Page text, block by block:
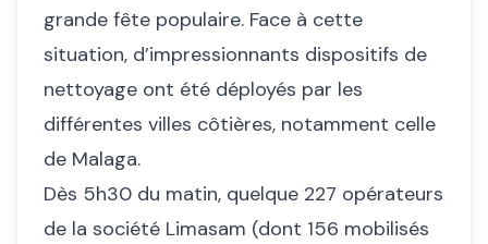
grande fête populaire. Face à cette
situation, d’impressionnants dispositifs de
nettoyage ont été déployés par les
différentes villes côtières, notamment celle
de Malaga.
Dès 5h30 du matin, quelque 227 opérateurs
de la société Limasam (dont 156 mobilisés